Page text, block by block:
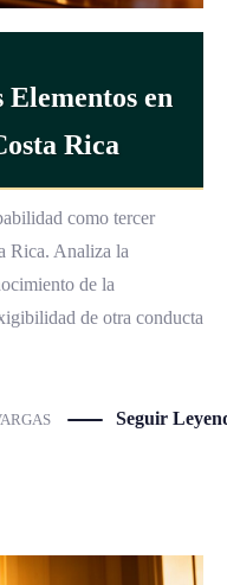
en
Rica
como tercer
Rica. Analiza la
de la
de otra conducta
Seguir